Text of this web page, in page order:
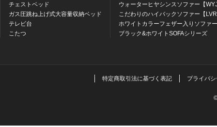
チェストベッド
ガス圧跳ね上げ式大容量収納ベッド
テレビ台
こたつ
ウォーターヒヤシンスソファー【
こだわりのハイバックソファー【
ホワイトカラーフェザー入りソファ
ブラック&ホワイトSOFAシリーズ
特定商取引法に基づく表記 プライバ